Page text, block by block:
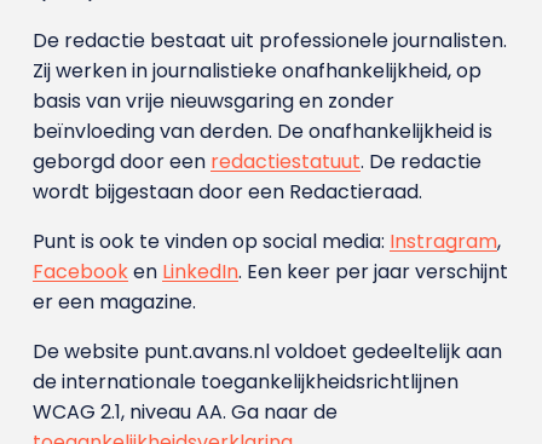
De redactie bestaat uit professionele journalisten.
Zij werken in journalistieke onafhankelijkheid, op
basis van vrije nieuwsgaring en zonder
beïnvloeding van derden. De onafhankelijkheid is
geborgd door een redactiestatuut. De redactie
wordt bijgestaan door een Redactieraad.
Punt is ook te vinden op social media: Instragram,
Facebooken LinkedIn. Een keer per jaar verschijnt
er een magazine.
De website punt.avans.nl voldoet gedeeltelijk aan
de internationale toegankelijkheidsrichtlijnen
WCAG 2.1, niveau AA. Ga naar de